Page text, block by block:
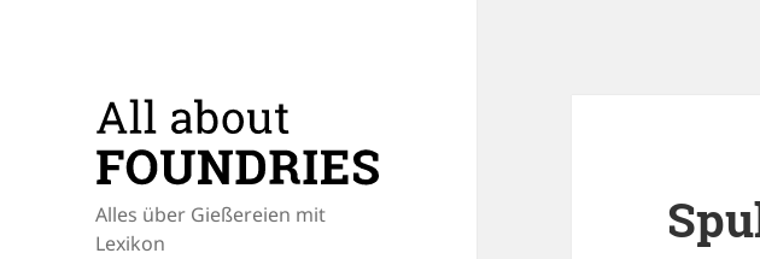
Alles über Gießereien mit
Lexikon